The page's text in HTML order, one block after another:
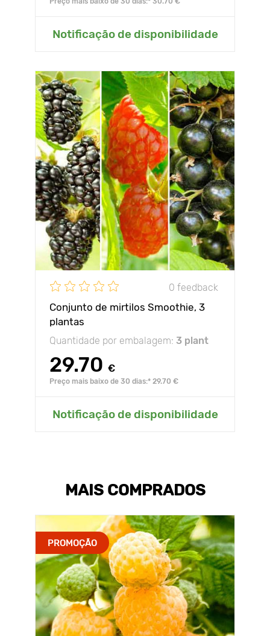
Notificação de disponibilidade
0 feedback
Conjunto de mirtilos Smoothie, 3
plantas
Quantidade por embalagem: 3 plant
29.70 €
Preço mais baixo de 30 dias:* 29.70 €
Notificação de disponibilidade
MAIS COMPRADOS
PROMOÇÃO